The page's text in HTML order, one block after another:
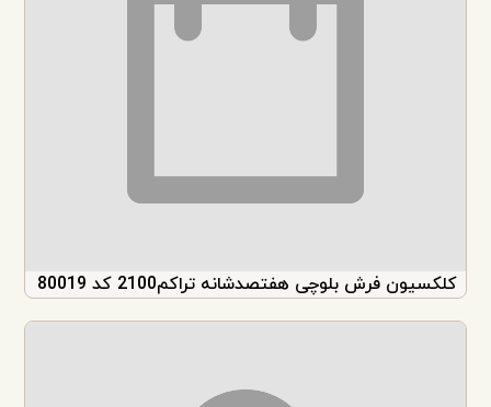
کلکسیون فرش بلوچی هفتصدشانه تراکم2100 کد 80019